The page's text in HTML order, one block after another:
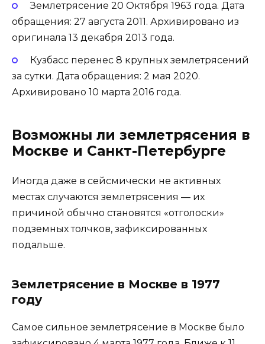
Землетрясение 20 Октября 1963 года. Дата
обращения: 27 августа 2011. Архивировано из
оригинала 13 декабря 2013 года.
Кузбасс перенес 8 крупных землетрясений
за сутки. Дата обращения: 2 мая 2020.
Архивировано 10 марта 2016 года.
Возможны ли землетрясения в
Москве и Санкт-Петербурге
Иногда даже в сейсмически не активных
местах случаются землетрясения — их
причиной обычно становятся «отголоски»
подземных толчков, зафиксированных
подальше.
Землетрясение в Москве в 1977
году
Самое сильное землетрясение в Москве было